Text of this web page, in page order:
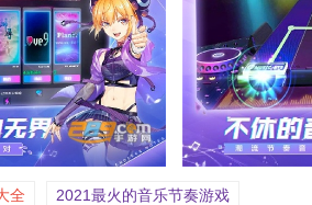
全 2021最火的音乐节奏游戏